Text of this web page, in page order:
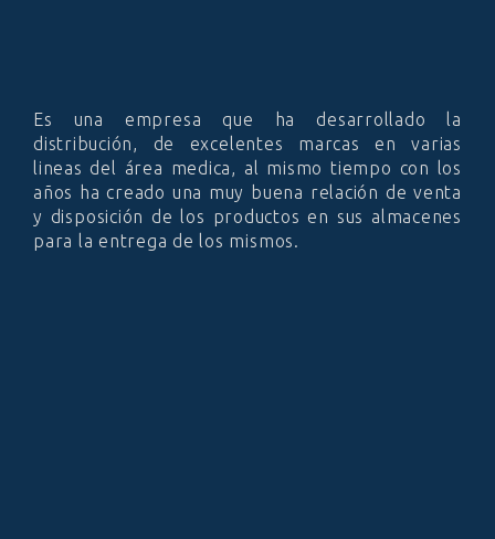
Es una empresa que ha desarrollado la
distribución, de excelentes marcas en varias
lineas del área medica, al mismo tiempo con los
años ha creado una muy buena relación de venta
y disposición de los productos en sus almacenes
para la entrega de los mismos.